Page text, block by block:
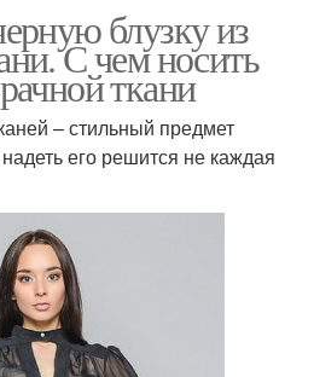
блузку из
С чем носить
ткани
– стильный предмет
его решится не каждая